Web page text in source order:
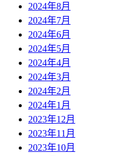
2024年8月
2024年7月
2024年6月
2024年5月
2024年4月
2024年3月
2024年2月
2024年1月
2023年12月
2023年11月
2023年10月